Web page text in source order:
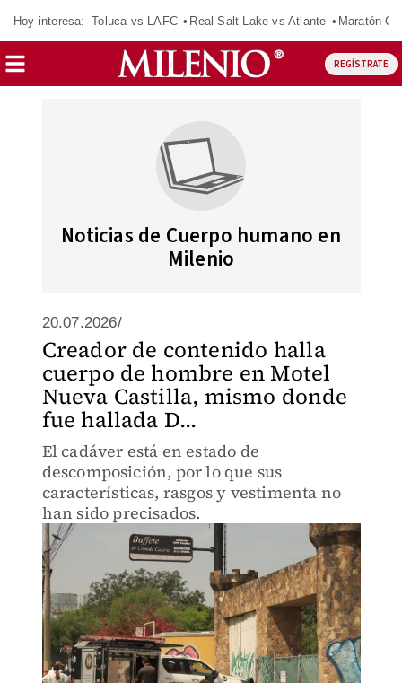
Hoy interesa: Toluca vs LAFC Real Salt Lake vs Atlante Maratón
REGÍSTRATE
Noticias de Cuerpo humano en
Milenio
20.07.2026/
Creador de contenido halla
cuerpo de hombre en Motel
Nueva Castilla, mismo donde
fue hallada D...
El cadáver está en estado de
descomposición, por lo que sus
características, rasgos y vestimenta no
han sido precisados.